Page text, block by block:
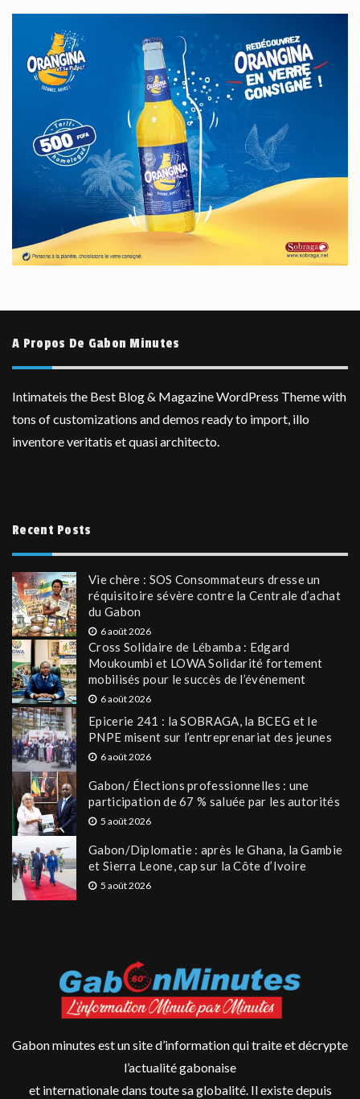
A Propos De Gabon Minutes
Intimateis the Best Blog & Magazine WordPress Theme with
tons of customizations and demos ready to import, illo
inventore veritatis et quasi architecto.
Recent Posts
Vie chère : SOS Consommateurs dresse un
réquisitoire sévère contre la Centrale d’achat
du Gabon
6 août 2026
Cross Solidaire de Lébamba : Edgard
Moukoumbi et LOWA Solidarité fortement
mobilisés pour le succès de l’événement
6 août 2026
Epicerie 241 : la SOBRAGA, la BCEG et le
PNPE misent sur l’entreprenariat des jeunes
6 août 2026
Gabon/ Élections professionnelles : une
participation de 67 % saluée par les autorités
5 août 2026
Gabon/Diplomatie : après le Ghana, la Gambie
et Sierra Leone, cap sur la Côte d’Ivoire
5 août 2026
Gabon minutes est un site d’information qui traite et décrypte
l’actualité gabonaise
et internationale dans toute sa globalité. Il existe depuis